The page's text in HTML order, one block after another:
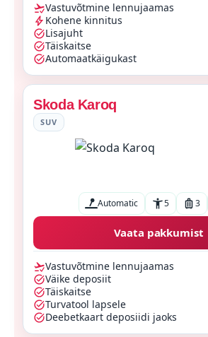
Vastuvõtmine lennujaamas
Kohene kinnitus
Lisajuht
Täiskaitse
Automaatkäigukast
Skoda Karoq
SUV
Automatic 5 3
Vaata pakkumist
Vastuvõtmine lennujaamas
Väike deposiit
Täiskaitse
Turvatool lapsele
Deebetkaart deposiidi jaoks